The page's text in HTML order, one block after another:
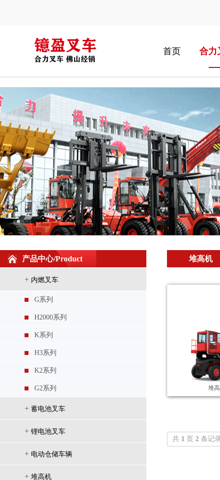
首页 合力
产品中心/Product
+ 内燃叉车
G系列
H2000系列
K系列
H3系列
K2系列
G2系列
+ 蓄电池叉车
+ 锂电池叉车
+ 电动仓储车辆
+ 堆高机
G2系列 1.5-1.8吨蓄电池站式前移
G系列 1.6吨重型门架宽腿电动堆
G系列 1.6吨三级门架窄腿电动堆
堆高机
堆
共 1 页 2 条记